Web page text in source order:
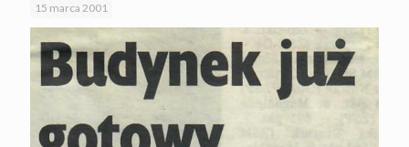
15 marca 2001